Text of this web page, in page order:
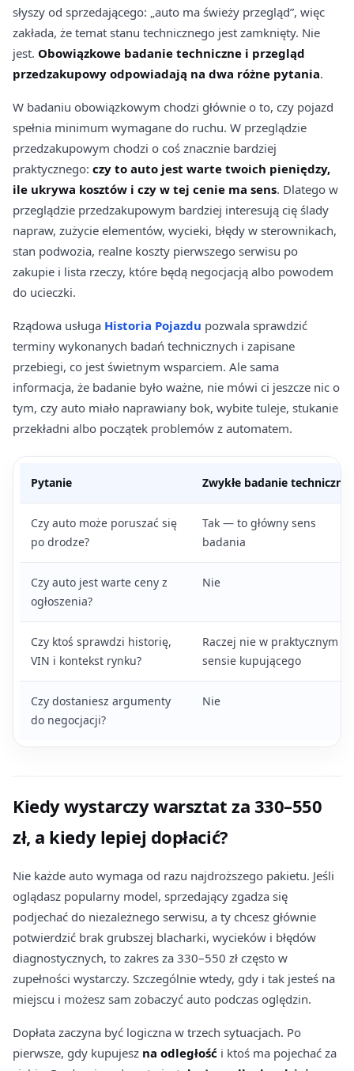
słyszy od sprzedającego: „auto ma świeży przegląd”, więc
zakłada, że temat stanu technicznego jest zamknięty. Nie
jest. Obowiązkowe badanie techniczne i przegląd
przedzakupowy odpowiadają na dwa różne pytania.
W badaniu obowiązkowym chodzi głównie o to, czy pojazd
spełnia minimum wymagane do ruchu. W przeglądzie
przedzakupowym chodzi o coś znacznie bardziej
praktycznego: czy to auto jest warte twoich pieniędzy,
ile ukrywa kosztów i czy w tej cenie ma sens. Dlatego w
przeglądzie przedzakupowym bardziej interesują cię ślady
napraw, zużycie elementów, wycieki, błędy w sterownikach,
stan podwozia, realne koszty pierwszego serwisu po
zakupie i lista rzeczy, które będą negocjacją albo powodem
do ucieczki.
Rządowa usługa Historia Pojazdu pozwala sprawdzić
terminy wykonanych badań technicznych i zapisane
przebiegi, co jest świetnym wsparciem. Ale sama
informacja, że badanie było ważne, nie mówi ci jeszcze nic o
tym, czy auto miało naprawiany bok, wybite tuleje, stukanie
przekładni albo początek problemów z automatem.
Pytanie Zwykłe badanie techniczne
Czy auto może poruszać się
po drodze?
Tak — to główny sens
badania
Czy auto jest warte ceny z
ogłoszenia?
Nie
Czy ktoś sprawdzi historię,
VIN i kontekst rynku?
Raczej nie w praktycznym
sensie kupującego
Czy dostaniesz argumenty
do negocjacji?
Nie
Kiedy wystarczy warsztat za 330–550
zł, a kiedy lepiej dopłacić?
Nie każde auto wymaga od razu najdroższego pakietu. Jeśli
oglądasz popularny model, sprzedający zgadza się
podjechać do niezależnego serwisu, a ty chcesz głównie
potwierdzić brak grubszej blacharki, wycieków i błędów
diagnostycznych, to zakres za 330–550 zł często w
zupełności wystarczy. Szczególnie wtedy, gdy i tak jesteś na
miejscu i możesz sam zobaczyć auto podczas oględzin.
Dopłata zaczyna być logiczna w trzech sytuacjach. Po
pierwsze, gdy kupujesz na odległość i ktoś ma pojechać za